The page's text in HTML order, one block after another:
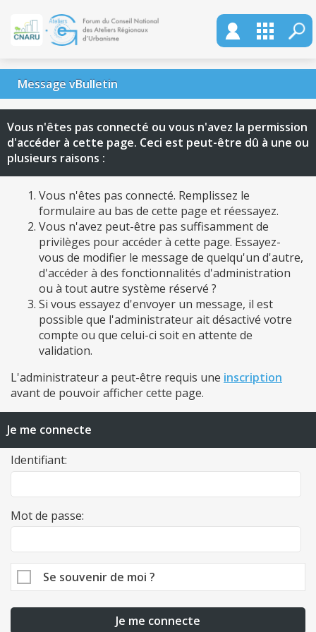
Message vBulletin
Vous n'êtes pas connecté ou vous n'avez la permission
d'accéder à cette page. Ceci est peut-être dû à une ou
plusieurs raisons :
Vous n'êtes pas connecté. Remplissez le
formulaire au bas de cette page et réessayez.
Vous n'avez peut-être pas suffisamment de
privilèges pour accéder à cette page. Essayez-
vous de modifier le message de quelqu'un d'autre,
d'accéder à des fonctionnalités d'administration
ou à tout autre système réservé ?
Si vous essayez d'envoyer un message, il est
possible que l'administrateur ait désactivé votre
compte ou que celui-ci soit en attente de
validation.
L'administrateur a peut-être requis une inscription
avant de pouvoir afficher cette page.
Je me connecte
Identifiant:
Mot de passe:
Se souvenir de moi ?
Je me connecte